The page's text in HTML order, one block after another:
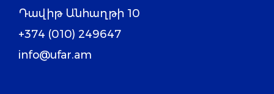
Դավիթ Անհաղթի 10
+374 (010) 249647
info@ufar.am